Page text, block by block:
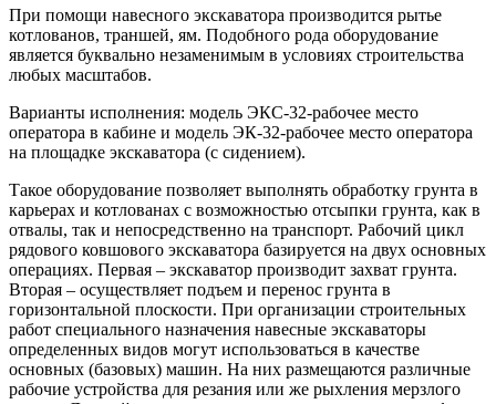
При помощи навесного экскаватора производится рытье
котлованов, траншей, ям. Подобного рода оборудование
является буквально незаменимым в условиях строительства
любых масштабов.
Варианты исполнения: модель ЭКС-32-рабочее место
оператора в кабине и модель ЭК-32-рабочее место оператора
на площадке экскаватора (с сидением).
Такое оборудование позволяет выполнять обработку грунта в
карьерах и котлованах с возможностью отсыпки грунта, как в
отвалы, так и непосредственно на транспорт. Рабочий цикл
рядового ковшового экскаватора базируется на двух основных
операциях. Первая – экскаватор производит захват грунта.
Вторая – осуществляет подъем и перенос грунта в
горизонтальной плоскости. При организации строительных
работ специального назначения навесные экскаваторы
определенных видов могут использоваться в качестве
основных (базовых) машин. На них размещаются различные
рабочие устройства для резания или же рыхления мерзлого